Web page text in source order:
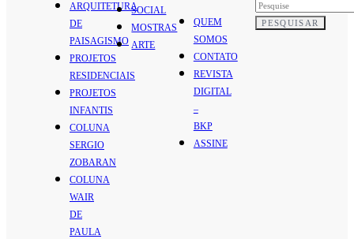
ARQUITETURA
DE
PAISAGISMO
PROJETOS
RESIDENCIAIS
PROJETOS
INFANTIS
COLUNA
SERGIO
ZOBARAN
COLUNA
WAIR
DE
PAULA
SOCIAL
MOSTRAS
ARTE
QUEM
SOMOS
CONTATO
REVISTA
DIGITAL
–
BKP
ASSINE
PESQUISAR